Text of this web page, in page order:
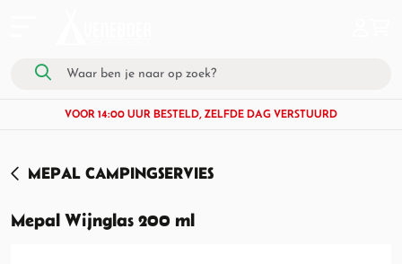
VOOR 14:00 UUR BESTELD, ZELFDE DAG VERSTUURD
MEPAL CAMPINGSERVIES
Mepal Wijnglas 200 ml